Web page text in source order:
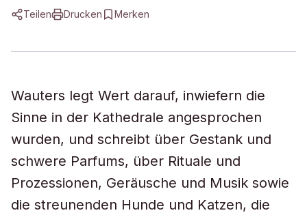
Teilen Drucken Merken
Wauters legt Wert darauf, inwiefern die
Sinne in der Kathedrale angesprochen
wurden, und schreibt über Gestank und
schwere Parfums, über Rituale und
Prozessionen, Geräusche und Musik sowie
die streunenden Hunde und Katzen, die